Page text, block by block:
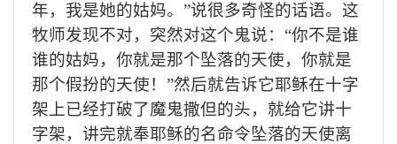
年，我是她的姑妈。”说很多奇怪的话语。这
牧师发现不对，突然对这个鬼说：“你不是谁
谁的姑妈，你就是那个坠落的天使，你就是
那个假扮的天使！”然后就告诉它耶稣在十字
架上已经打破了魔鬼撒但的头，就给它讲十
字架，讲完就奉耶稣的名命令坠落的天使离